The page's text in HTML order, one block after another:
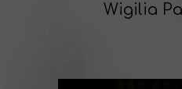
Wigilia